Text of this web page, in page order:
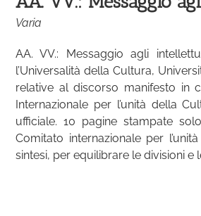
Varia
AA. VV.: Messaggio agli
l’Universalità della Cultura,
relative al discorso manifesto in
Internazionale per l’unità della
ufficiale. 10 pagine stampate
Comitato internazionale per
sintesi, per equilibrare le divisioni e